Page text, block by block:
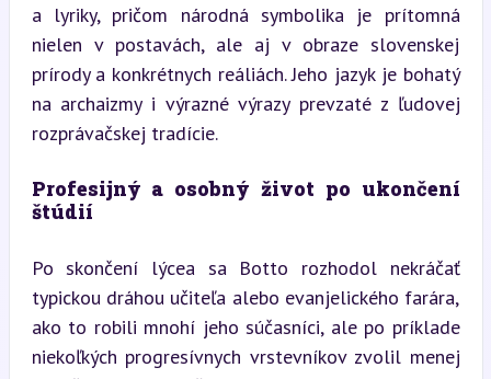
a lyriky, pričom národná symbolika je prítomná
nielen v postavách, ale aj v obraze slovenskej
prírody a konkrétnych reáliách. Jeho jazyk je bohatý
na archaizmy i výrazné výrazy prevzaté z ľudovej
rozprávačskej tradície.
Profesijný a osobný život po ukončení
štúdií
Po skončení lýcea sa Botto rozhodol nekráčať
typickou dráhou učiteľa alebo evanjelického farára,
ako to robili mnohí jeho súčasníci, ale po príklade
niekoľkých progresívnych vrstevníkov zvolil menej